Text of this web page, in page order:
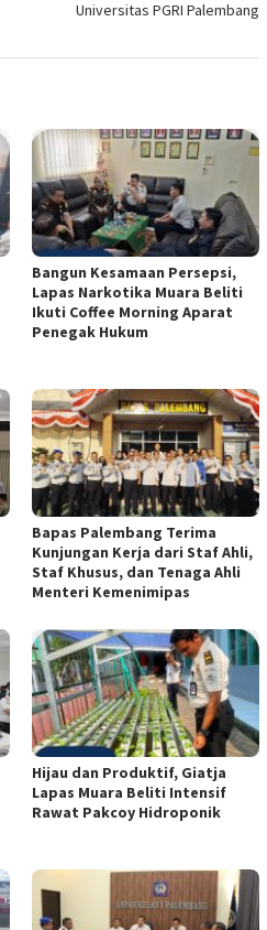
Universitas PGRI Palembang
Bangun Kesamaan Persepsi,
Lapas Narkotika Muara Beliti
Ikuti Coffee Morning Aparat
Penegak Hukum
Bapas Palembang Terima
Kunjungan Kerja dari Staf Ahli,
Staf Khusus, dan Tenaga Ahli
Menteri Kemenimipas
Hijau dan Produktif, Giatja
Lapas Muara Beliti Intensif
Rawat Pakcoy Hidroponik